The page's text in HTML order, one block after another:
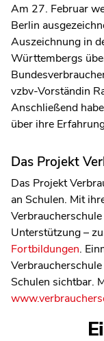
Am 27. Februar
Berlin
Auszeichnung in
Württembergs
vzbv-Vorständin
Anschließend
über ihre
Das Projekt
Das Projekt
an Schulen. Mit
Unterstützung –
Fortbildungen.
Schulen sichtbar.